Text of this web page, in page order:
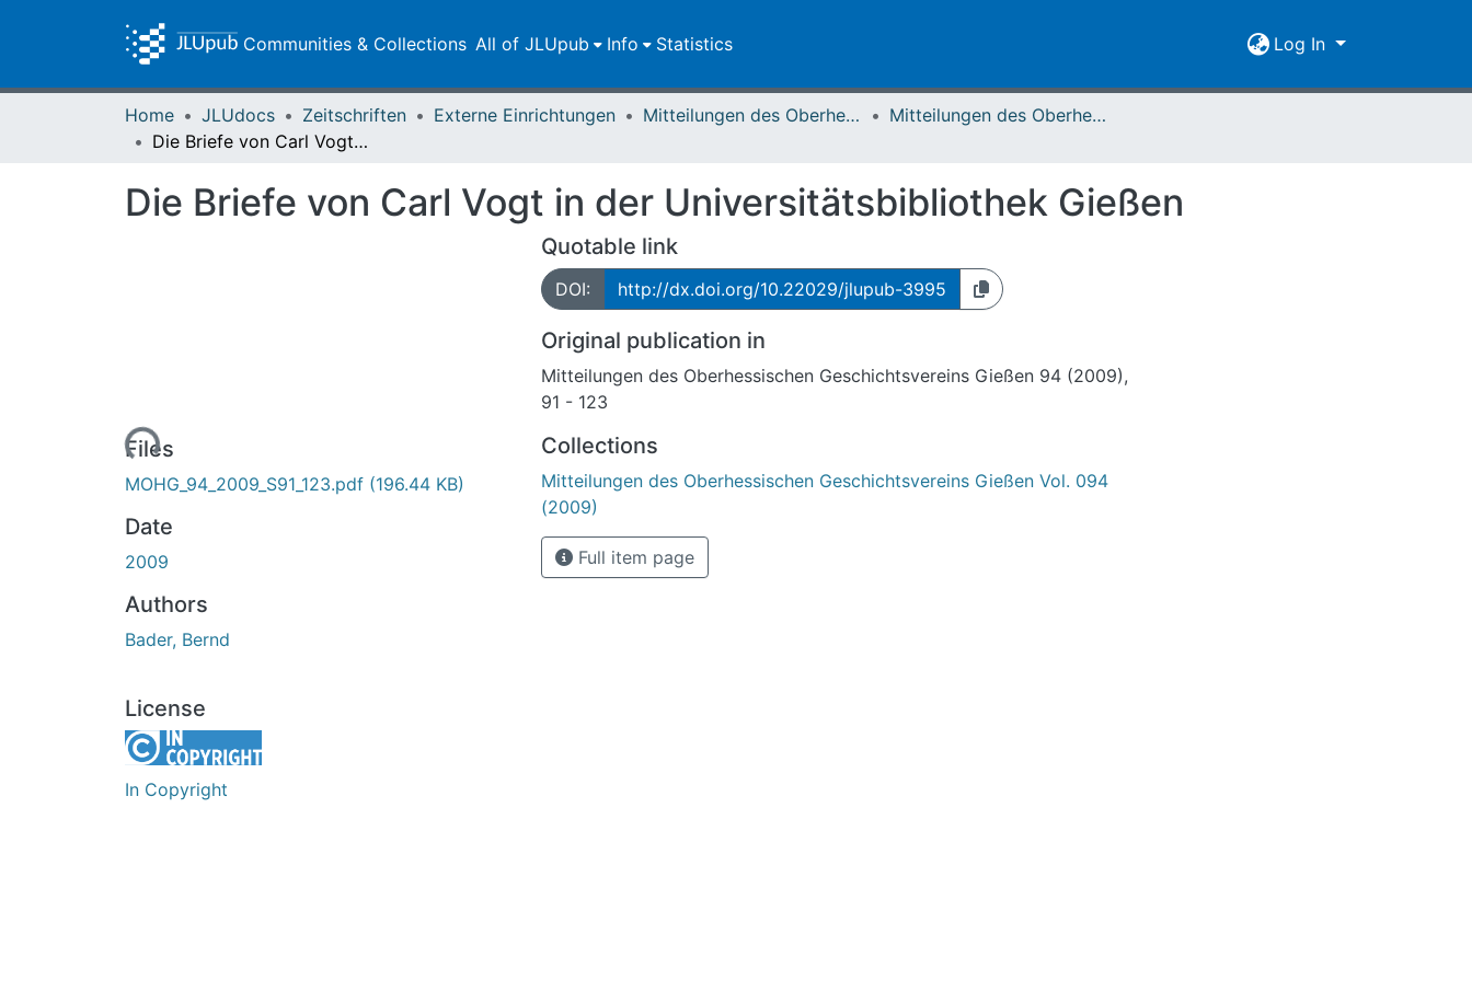
Communities & Collections All of JLUpub Info Statistics Log In
Home JLUdocs Zeitschriften Externe Einrichtungen Mitteilungen des Oberhessischen Geschichtsvereins Gießen
Mitteilungen des Oberhessischen Geschichtsvereins Gießen Vol. 094 (2009)
Die Briefe von Carl Vogt in der Universitätsbibliothek Gießen
Die Briefe von Carl Vogt in der Universitätsbibliothek Gießen
Loading...
Files
MOHG_94_2009_S91_123.pdf (196.44 KB)
Date
2009
Authors
Bader, Bernd
License
In Copyright
Quotable link
DOI: http://dx.doi.org/10.22029/jlupub-3995
Original publication in
Mitteilungen des Oberhessischen Geschichtsvereins Gießen 94 (2009),
91 - 123
Collections
Mitteilungen des Oberhessischen Geschichtsvereins Gießen Vol. 094
(2009)
Full item page